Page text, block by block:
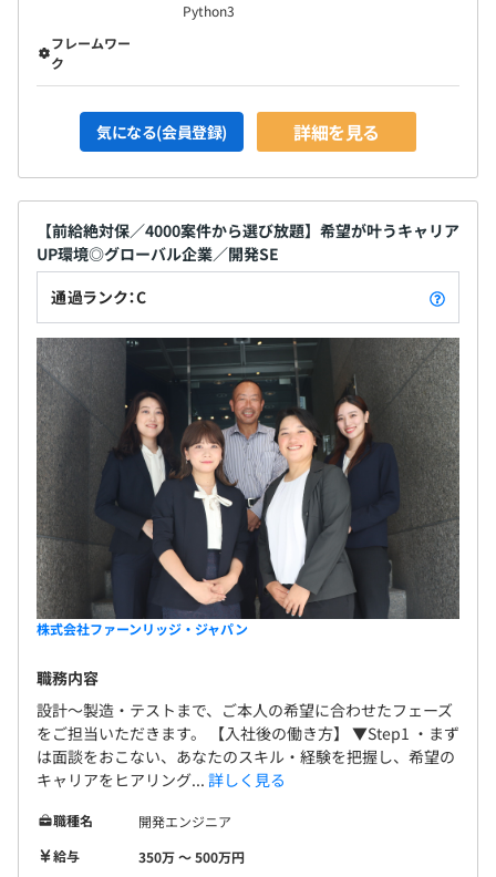
Python3
フレームワー
ク
気になる(会員登録) 詳細を見る
【前給絶対保／4000案件から選び放題】希望が叶うキャリア
UP環境◎グローバル企業／開発SE
通過ランク：C
株式会社ファーンリッジ・ジャパン
職務内容
設計～製造・テストまで、ご本人の希望に合わせたフェーズ
をご担当いただきます。 【入社後の働き方】 ▼Step1 ・まず
は面談をおこない、あなたのスキル・経験を把握し、希望の
キャリアをヒアリング... 詳しく見る
職種名
開発エンジニア
給与
350万 〜 500万円